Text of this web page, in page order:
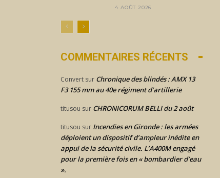
4 AOÛT 2026
COMMENTAIRES RÉCENTS
Convert sur Chronique des blindés : AMX 13
F3 155 mm au 40e régiment d’artillerie
titusou sur CHRONICORUM BELLI du 2 août
titusou sur Incendies en Gironde : les armées
déploient un dispositif d’ampleur inédite en
appui de la sécurité civile. L’A400M engagé
pour la première fois en « bombardier d’eau
».